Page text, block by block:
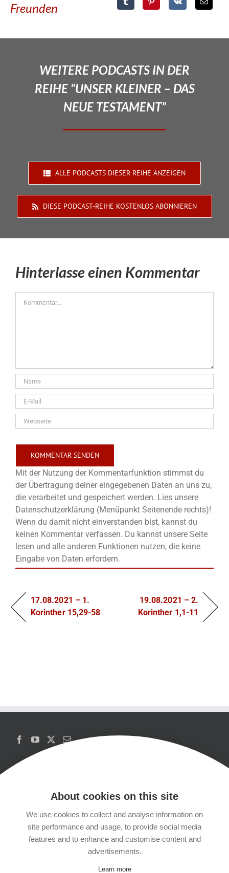
Freunden
WEITERE PODCASTS IN DER
REIHE “UNSER KLEINER – DAS
NEUE TESTAMENT”
ALLE PODCASTS DIESER REIHE ANZEIGEN
DIESE PODCAST-REIHE KOSTENLOS ABONNIEREN
Hinterlasse einen Kommentar
Mit der Nutzung der Kommentarfunktion stimmst du
der Übertragung deiner eingegebenen Daten an uns zu,
die verarbeitet und gespeichert werden. Lies unsere
Datenschutzerklärung (Menüpunkt Seitenende rechts)!
Wenn du damit nicht einverstanden bist, kannst du
keinen Kommentar verfassen. Du kannst unsere Seite
lesen und alle anderen Funktionen nutzen, die keine
Eingabe von Daten erfordern.
17.08.2021 – 1.
Korinther 15,29-58
19.08.2021 – 2.
Korinther 1,1-11
Copyrights
Datenschutzerklärung
About cookies on this site
We use cookies to collect and analyse information on
site performance and usage, to provide social media
features and to enhance and customise content and
advertisements.
Learn more